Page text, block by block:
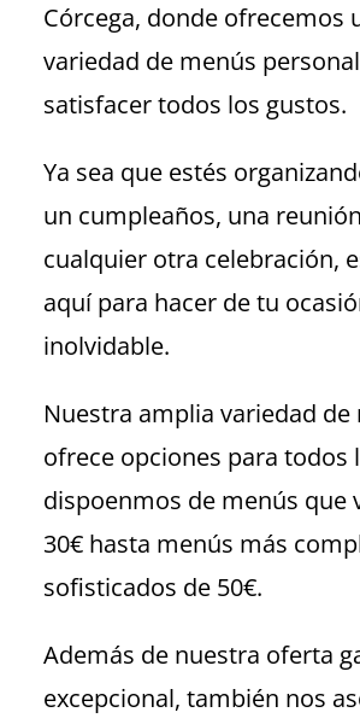
Córcega, donde ofrecemos
variedad de menús
satisfacer todos los gustos.
Ya sea que estés
un cumpleaños, una
cualquier otra celebración,
aquí para hacer de tu
inolvidable.
Nuestra amplia variedad de
ofrece opciones para todos
dispoenmos de menús que
30€ hasta menús más
sofisticados de 50€.
Además de nuestra oferta
excepcional, también nos